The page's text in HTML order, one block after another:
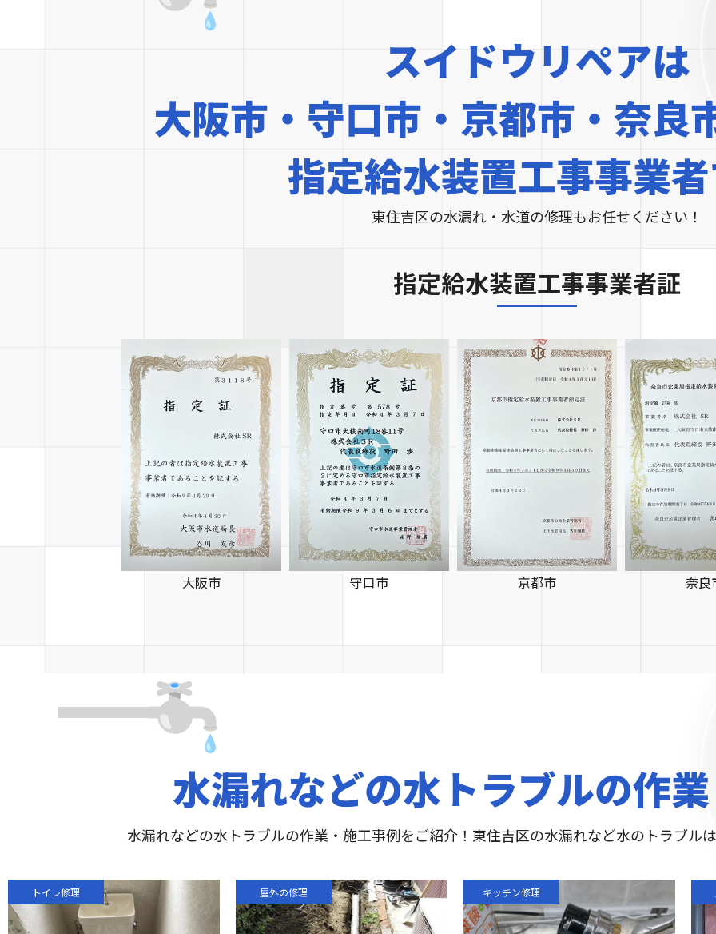
スイドウリペアは
大阪市・守口市・京都市・奈良
指定給水装置工事事業
東住吉区の水漏れ・水道の修理もお任せください！
指定給水装置工事事業者証
大阪市 守口市 京都市 奈良
水漏れなどの水トラブルの作
水漏れなどの水トラブルの作業・施工事例をご紹介！東住吉区の水漏れなど水のトラブル
トイレ修理 屋外の修理 キッチン修理